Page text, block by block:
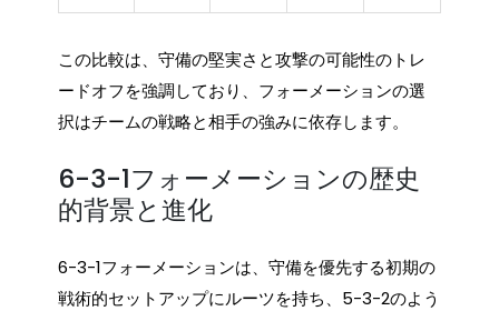
この比較は、守備の堅実さと攻撃の可能性のトレ
ードオフを強調しており、フォーメーションの選
択はチームの戦略と相手の強みに依存します。
6-3-1フォーメーションの歴史
的背景と進化
6-3-1フォーメーションは、守備を優先する初期の
戦術的セットアップにルーツを持ち、5-3-2のよう